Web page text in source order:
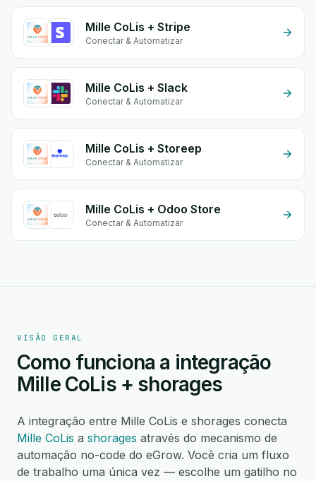
Mille CoLis + Stripe
Conectar & Automatizar
Mille CoLis + Slack
Conectar & Automatizar
Mille CoLis + Storeep
Conectar & Automatizar
Mille CoLis + Odoo Store
Conectar & Automatizar
VISÃO GERAL
Como funciona a integração
Mille CoLis + shorages
A integração entre Mille CoLis e shorages conecta
Mille CoLis a shorages através do mecanismo de
automação no-code do eGrow. Você cria um fluxo
de trabalho uma única vez — escolhe um gatilho no